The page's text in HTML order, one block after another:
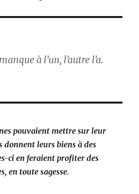
à l’un, l’autre l’a.
pouvaient mettre sur leur
donnent leurs biens à des
ci en feraient profiter des
en toute sagesse.